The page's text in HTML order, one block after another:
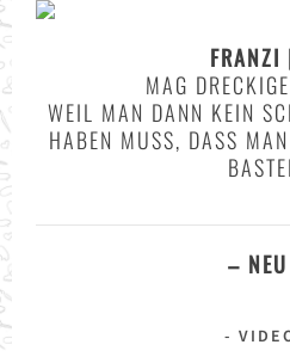
MAG
WEIL MAN DANN KEIN
HABEN MUSS, DASS
–